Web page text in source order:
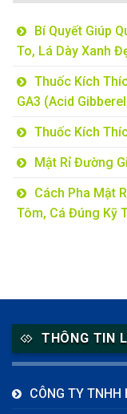
Bí Quyết Giúp
To, Lá Dày Xanh
Thuốc Kích
GA3 (Acid
Thuốc Kích
Mật Rỉ Đường
Cách Pha Mật
Tôm, Cá Đúng Kỹ
THÔNG TIN
CÔNG TY